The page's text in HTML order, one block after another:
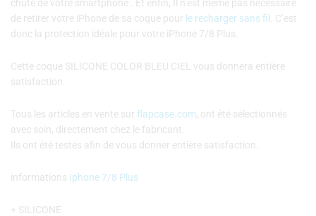
chute de votre smartphone . Et enfin, Il n’est même pas nécessaire
de retirer votre iPhone de sa coque pour le recharger sans fil.
C’est
donc la protection idéale pour votre iPhone 7/8 Plus.
Cette coque SILICONE COLOR BLEU CIEL vous donnera entière
satisfaction.
Tous les articles en vente sur flapcase.com, ont été sélectionnés
avec soin, directement chez le fabricant.
Ils ont été testés afin de vous donner entière satisfaction.
informations Iphone 7/8 Plus
+ SILICONE